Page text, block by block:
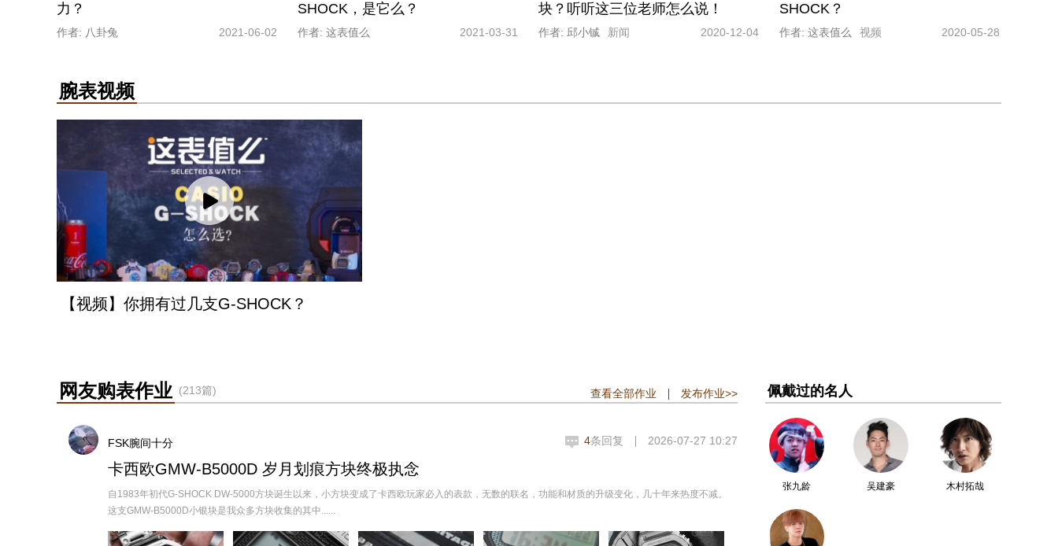
力？
作者: 八卦兔 2021-06-02
SHOCK，是它么？
作者: 这表值么 2021-03-31
块？听听这三位老师怎么说！
作者: 邱小铖 新闻 2020-12-04
SHOCK？
作者: 这表值么 视频 2020-05-28
腕表视频
【视频】你拥有过几支G-SHOCK？
网友购表作业 (213篇) 查看全部作业 发布作业>>
FSK腕间十分
卡西欧GMW-B5000D 岁月划痕方块终极执念
自1983年初代G-SHOCK DW-5000方块诞生以来，小方块变成了卡西欧玩家必入的表款，无数的联名，功能和材质的升级变化，几十年来热度不减。
这支GMW-B5000D小银块是我众多方块收集的其中......
4条回复 2026-07-27 10:27
佩戴过的名人
张九龄 吴建豪 木村拓哉